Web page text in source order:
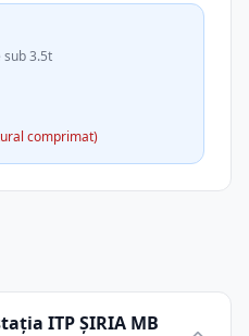
3.5t
comprimat)
ITP ŞIRIA MB